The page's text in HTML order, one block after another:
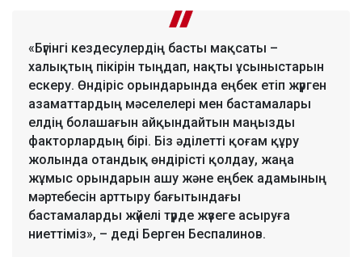
«Бүгінгі кездесулердің басты мақсаты –
халықтың пікірін тыңдап, нақты ұсыныстарын
ескеру. Өндіріс орындарында еңбек етіп жүрген
азаматтардың мәселелері мен бастамалары
елдің болашағын айқындайтын маңызды
факторлардың бірі. Біз әділетті қоғам құру
жолында отандық өндірісті қолдау, жаңа
жұмыс орындарын ашу және еңбек адамының
мәртебесін арттыру бағытындағы
бастамаларды жүйелі түрде жүзеге асыруға
ниеттіміз», – деді Берген Беспалинов.